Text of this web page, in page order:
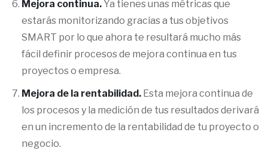
Mejora continua. Ya tienes unas métricas que
estarás monitorizando gracias a tus objetivos
SMART por lo que ahora te resultará mucho más
fácil definir procesos de mejora continua en tus
proyectos o empresa.
Mejora de la rentabilidad. Esta mejora continua de
los procesos y la medición de tus resultados derivará
en un incremento de la rentabilidad de tu proyecto o
negocio.